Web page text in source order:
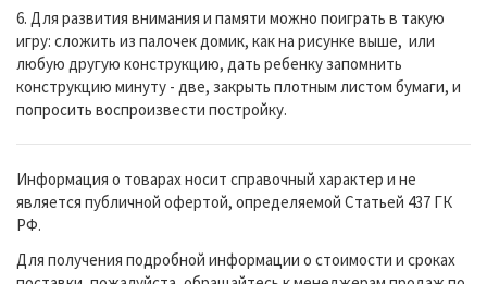
6. Для развития внимания и памяти можно поиграть в такую
игру: сложить из палочек домик, как на рисунке выше, или
любую другую конструкцию, дать ребенку запомнить
конструкцию минуту - две, закрыть плотным листом бумаги, и
попросить воспроизвести постройку.
Информация о товарах носит справочный характер и не
является публичной офертой, определяемой Статьей 437 ГК
РФ.
Для получения подробной информации о стоимости и сроках